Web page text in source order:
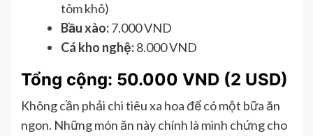
tôm khô)
Bầu xào:7.000 VND
Cá kho nghệ:8.000 VND
Tổng cộng: 50.000 VND (2 USD)
Không cần phải chi tiêu xa hoa để có một bữa ăn
ngon. Những món ăn này chính là minh chứng cho